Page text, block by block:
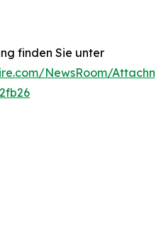
finden Sie unter
NewsRoom/